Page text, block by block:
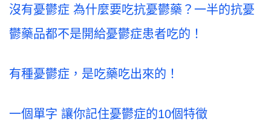
沒有憂鬱症 為什麼要吃抗憂鬱藥？一半的抗憂
鬱藥品都不是開給憂鬱症患者吃的！
有種憂鬱症，是吃藥吃出來的！
一個單字 讓你記住憂鬱症的10個特徵